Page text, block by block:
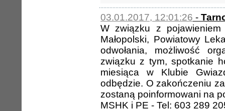
03.01.2017, 12:01:26 -
W związku z
Małopolski, Powiatowy
odwołania, możliwość
związku z tym, spotkanie
miesiąca w Klubie
odbędzie. O zakończeniu
zostaną poinformowani na
MSHK i PE - Tel: 603 289